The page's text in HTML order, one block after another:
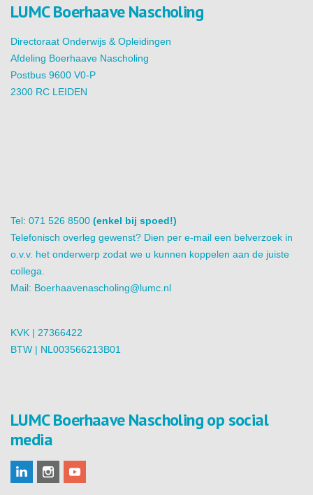
LUMC Boerhaave Nascholing
Directoraat Onderwijs & Opleidingen
Afdeling Boerhaave Nascholing
Postbus 9600 V0-P
2300 RC LEIDEN
Tel: 071 526 8500 (enkel bij spoed!)
Telefonisch overleg gewenst? Dien per e-mail een belverzoek in
o.v.v. het onderwerp zodat we u kunnen koppelen aan de juiste
collega.
Mail: Boerhaavenascholing@lumc.nl
KVK | 27366422
BTW | NL003566213B01
LUMC Boerhaave Nascholing op social
media